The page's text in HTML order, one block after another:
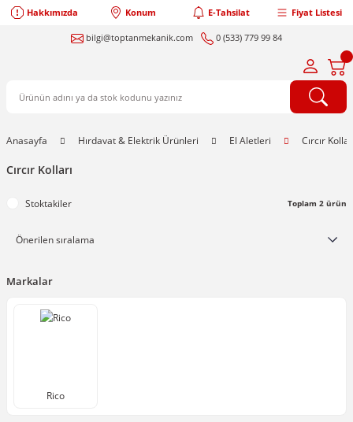
Hakkımızda Konum E-Tahsilat Fiyat Listesi
bilgi@toptanmekanik.com 0 (533) 779 99 84
Anasayfa Hırdavat & Elektrik Ürünleri El Aletleri Cırcır
Cırcır Kolları
Stoktakiler Toplam 2 ürün
Markalar
Rico